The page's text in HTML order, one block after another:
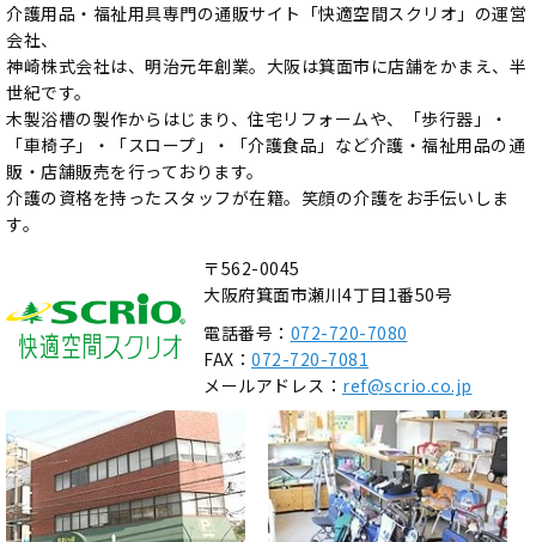
介護用品・福祉用具専門の通販サイト「快適空間スクリオ」の運営
会社、
神崎株式会社は、明治元年創業。大阪は箕面市に店舗をかまえ、半
世紀です。
木製浴槽の製作からはじまり、住宅リフォームや、「歩行器」・
「車椅子」・「スロープ」・「介護食品」など介護・福祉用品の通
販・店舗販売を行っております。
介護の資格を持ったスタッフが在籍。笑顔の介護をお手伝いしま
す。
〒562-0045
大阪府箕面市瀬川4丁目1番50号
電話番号： 072-720-7080
FAX： 072-720-7081
メールアドレス： ref@scrio.co.jp